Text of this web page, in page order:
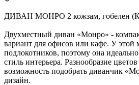
ДИВАН МОНРО 2 кожзам, гобелен
Двухместный диван «Монро» -
вариант для офисов или кафе. У этой
подлокотников, поэтому она
стиль интерьера. Разнообразие
возможность подобрать диванчик
дизайн.